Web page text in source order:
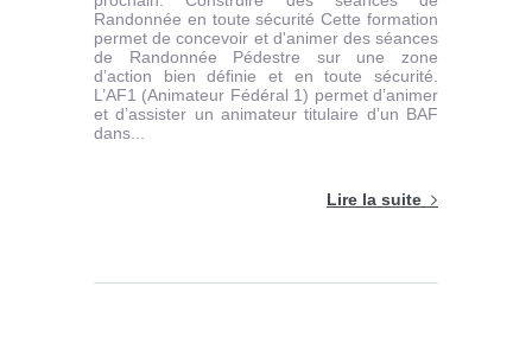
Randonnée en toute sécurité Cette formation
permet de concevoir et d'animer des séances
de Randonnée Pédestre sur une zone
d’action bien définie et en toute sécurité.
L’AF1 (Animateur Fédéral 1) permet d’animer
et d’assister un animateur titulaire d’un BAF
dans...
Lire la suite